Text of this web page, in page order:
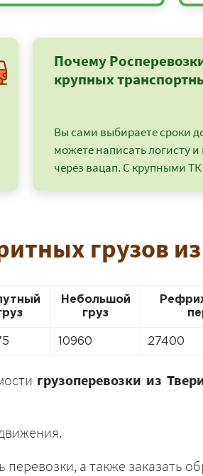
Почему
крупных
Вы сами выбираете сроки
можете написать логисту
через вацап. С крупными
грузов
Небольшой
груз
10960 27400
грузоперевозки из
а также заказать
23